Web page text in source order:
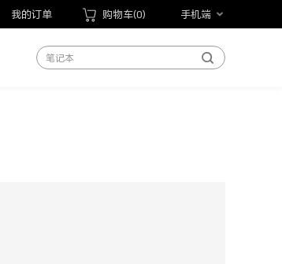
我的订单 购物车(0) 手机端
荣耀平板20
笔记本